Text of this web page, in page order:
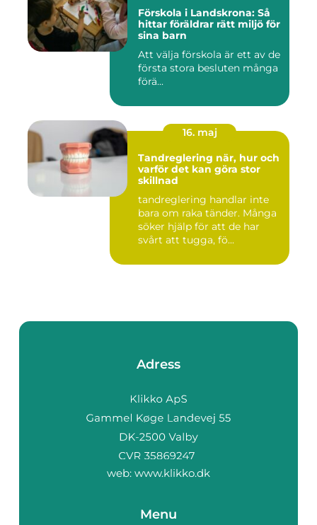
Förskola i Landskrona: Så
hittar föräldrar rätt miljö för
sina barn
Att välja förskola är ett av de
första stora besluten många
förä...
16. maj
Tandreglering när, hur och
varför det kan göra stor
skillnad
tandreglering handlar inte
bara om raka tänder. Många
söker hjälp för att de har
svårt att tugga, fö...
Adress
web: www.klikko.dk
Menu